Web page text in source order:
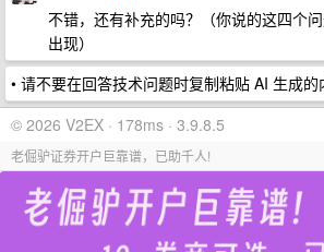
不错，还有补充的吗？（你说的这四个
出现）
• 请不要在回答技术问题时复制粘贴 AI 生成的
© 2026 V2EX · 178ms · 3.9.8.5
老倔驴证券开户巨靠谱，已助千人!